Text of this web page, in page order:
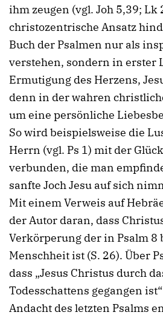
ihm zeugen (vgl. Joh 5,39; Lk
christozentrische Ansatz
Buch der Psalmen nur als
verstehen, sondern in erster
Ermutigung des Herzens,
denn in der wahren
um eine persönliche
So wird beispielsweise die
Herrn (vgl. Ps 1) mit der
verbunden, die man
sanfte Joch Jesu auf sich
Mit einem Verweis auf
der Autor daran, dass
Verkörperung der in Psalm 8
Menschheit ist (S. 26). Über
dass „Jesus Christus durch
Todesschattens gegangen
Andacht des letzten Psalms